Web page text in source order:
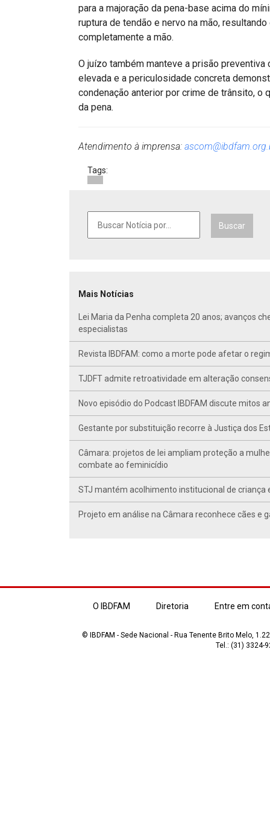
para a majoração da pena-base acima do
ruptura de tendão e nervo na mão,
completamente a mão.
O juízo também manteve a prisão
elevada e a periculosidade concreta
condenação anterior por crime de trânsito,
da pena.
Atendimento à imprensa:
Tags:
Buscar
Mais Notícias
Lei Maria da Penha completa 20 anos; avanços
especialistas
Revista IBDFAM: como a morte pode afetar o
TJDFT admite retroatividade em alteração
Novo episódio do Podcast IBDFAM discute mitos
Gestante por substituição recorre à Justiça dos
Câmara: projetos de lei ampliam proteção a
combate ao feminicídio
STJ mantém acolhimento institucional de criança
Projeto em análise na Câmara reconhece cães e
O IBDFAM Diretoria Entre em
© IBDFAM - Sede Nacional - Rua Tenente Brito Melo,
Tel.: (31) 3324-